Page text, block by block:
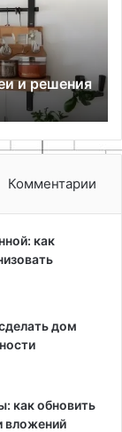
и решения
Комментарии
как
дом
как обновить
вложений